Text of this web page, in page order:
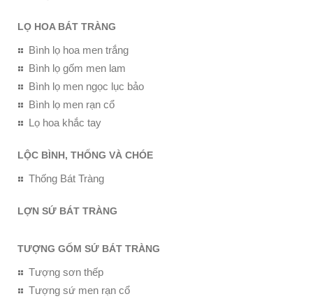
LỌ HOA BÁT TRÀNG
Bình lọ hoa men trắng
Bình lọ gốm men lam
Bình lọ men ngọc lục bảo
Bình lọ men rạn cổ
Lọ hoa khắc tay
LỘC BÌNH, THỐNG VÀ CHÓE
Thống Bát Tràng
LỢN SỨ BÁT TRÀNG
TƯỢNG GỐM SỨ BÁT TRÀNG
Tượng sơn thếp
Tượng sứ men rạn cổ